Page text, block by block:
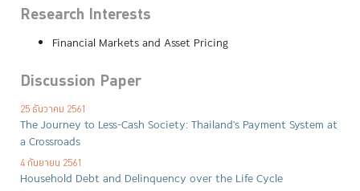
Research Interests
Financial Markets and Asset Pricing
Discussion Paper
25 ธันวาคม 2561
The Journey to Less-Cash Society: Thailand's Payment System at
a Crossroads
4 กันยายน 2561
Household Debt and Delinquency over the Life Cycle